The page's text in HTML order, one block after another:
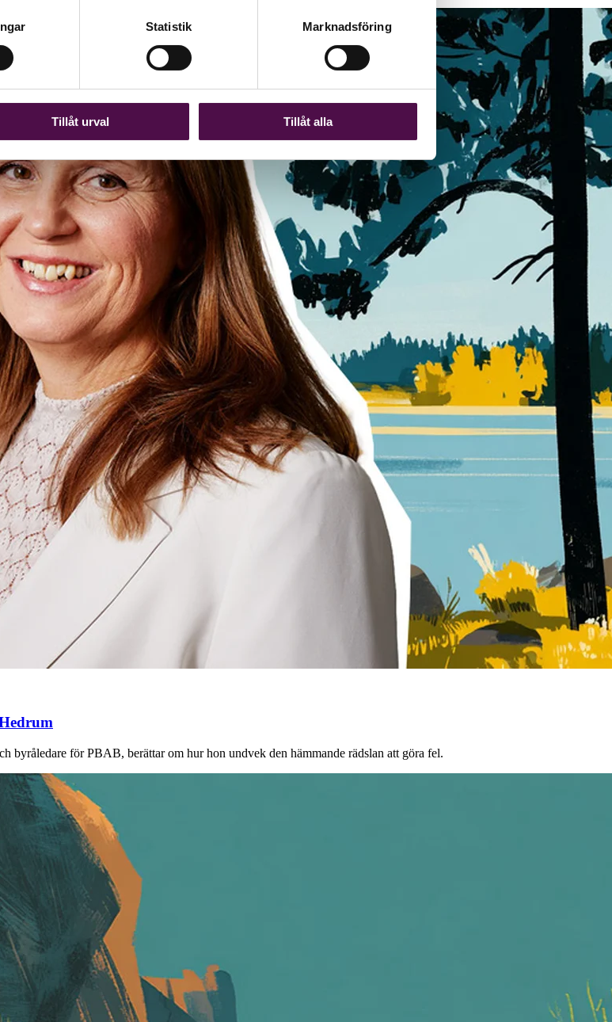
Statistik Marknadsföring
Tillåt urval Tillåt alla
byråledare för PBAB, berättar om hur hon undvek den hämmande rädslan att göra fel.